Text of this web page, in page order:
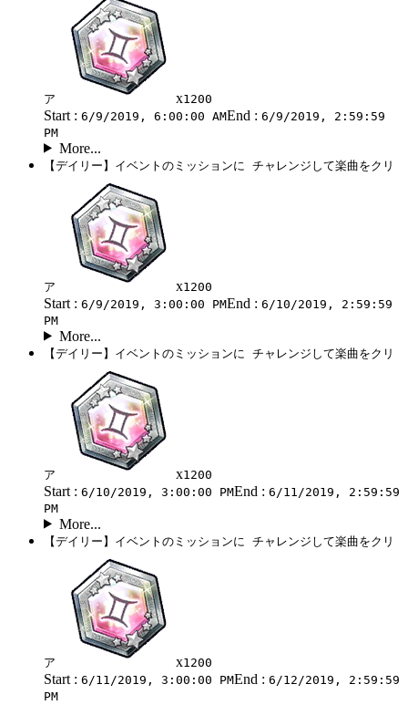
ア x1200
Start : 6/9/2019, 6:00:00 AMEnd : 6/9/2019, 2:59:59
PM
More...
【デイリー】イベントのミッションに チャレンジして楽曲をクリ
ア x1200
Start : 6/9/2019, 3:00:00 PMEnd : 6/10/2019, 2:59:59
PM
More...
【デイリー】イベントのミッションに チャレンジして楽曲をクリ
ア x1200
Start : 6/10/2019, 3:00:00 PMEnd : 6/11/2019, 2:59:59
PM
More...
【デイリー】イベントのミッションに チャレンジして楽曲をクリ
ア x1200
Start : 6/11/2019, 3:00:00 PMEnd : 6/12/2019, 2:59:59
PM